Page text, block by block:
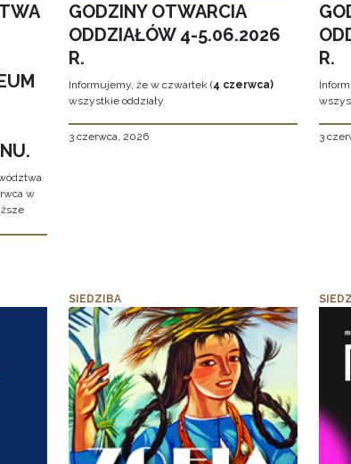
w
GODZINY OTWARCIA
ODDZIAŁÓW 4-5.06.2026
R.
Informujemy, że w czwartek (4 czerwca)
wszystkie oddziały
3 czerwca, 2026
R.
3
SIEDZIBA